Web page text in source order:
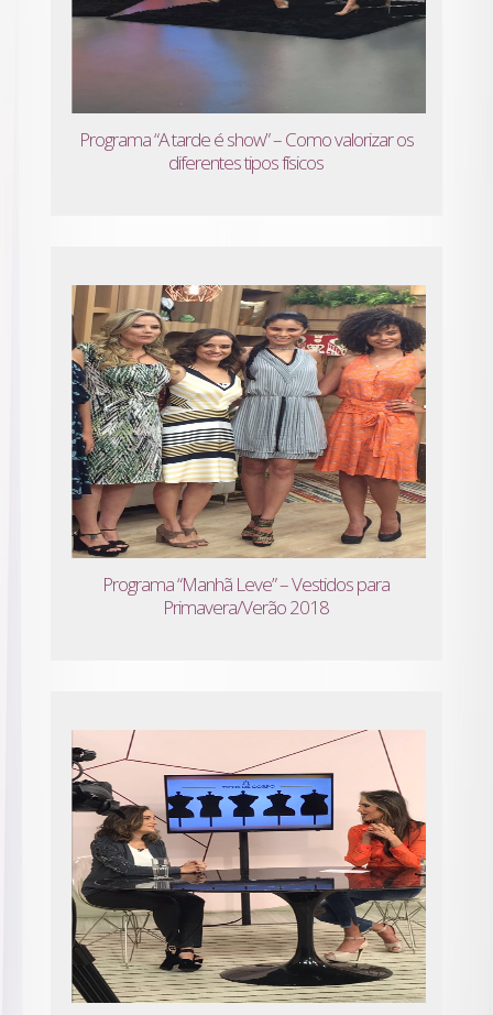
Programa “A tarde é show” – Como valorizar os
diferentes tipos físicos
Programa “Manhã Leve” – Vestidos para
Primavera/Verão 2018